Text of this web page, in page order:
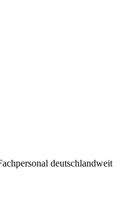
deutschlandweit